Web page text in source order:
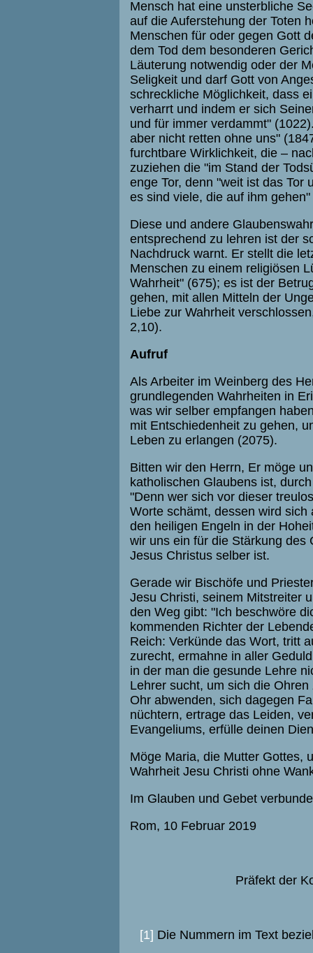
Mensch hat eine unsterbliche
auf die Auferstehung der Toten
Menschen für oder gegen Gott
dem Tod dem besonderen
Läuterung notwendig oder der
Seligkeit und darf Gott von
schreckliche Möglichkeit, dass
verharrt und indem er sich
und für immer verdammt"
aber nicht retten ohne uns"
furchtbare Wirklichkeit, die –
zuziehen die "im Stand der
enge Tor, denn "weit ist das Tor
es sind viele, die auf ihm
Diese und andere
entsprechend zu lehren ist der
Nachdruck warnt. Er stellt die
Menschen zu einem religiösen
Wahrheit" (675); es ist der
gehen, mit allen Mitteln der
Liebe zur Wahrheit
2,10).
Aufruf
Als Arbeiter im Weinberg des
grundlegenden Wahrheiten in
was wir selber empfangen
mit Entschiedenheit zu gehen,
Leben zu erlangen (2075).
Bitten wir den Herrn, Er möge
katholischen Glaubens ist,
"Denn wer sich vor dieser
Worte schämt, dessen wird
den heiligen Engeln in der
wir uns ein für die Stärkung des
Jesus Christus selber ist.
Gerade wir Bischöfe und
Jesu Christi, seinem Mitstreiter
den Weg gibt: "Ich beschwöre
kommenden Richter der
Reich: Verkünde das Wort, tritt
zurecht, ermahne in aller
in der man die gesunde Lehre
Lehrer sucht, um sich die
Ohr abwenden, sich dagegen
nüchtern, ertrage das Leiden,
Evangeliums, erfülle deinen
Möge Maria, die Mutter Gottes,
Wahrheit Jesu Christi ohne
Im Glauben und Gebet
Rom, 10 Februar 2019
Präfekt der
[1] Die Nummern im Text